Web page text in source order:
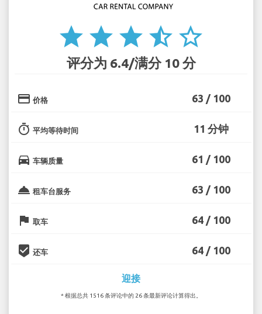
star star star star_half star_border
评分为 6.4/满分 10 分
credit_card 价格 63 / 100
timer 平均等待时间 11 分钟
directions_car 车辆质量 61 / 100
room_service 租车台服务 63 / 100
flag 取车 64 / 100
beenhere 还车 64 / 100
迎接
* 根据总共 1516 条评论中的 26 条最新评论计算得出。